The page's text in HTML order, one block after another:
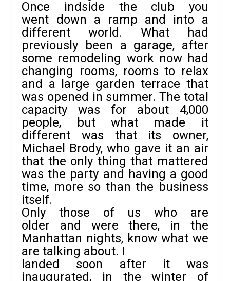
Once indside the club you
went down a ramp and into a
different world. What had
previously been a garage, after
some remodeling work now had
changing rooms, rooms to relax
and a large garden terrace that
was opened in summer. The total
capacity was for about 4,000
people, but what made it
different was that its owner,
Michael Brody, who gave it an air
that the only thing that mattered
was the party and having a good
time, more so than the business
itself.
Only those of us who are
older and were there, in the
Manhattan nights, know what we
are talking about. I
landed soon after it was
inaugurated, in the winter of